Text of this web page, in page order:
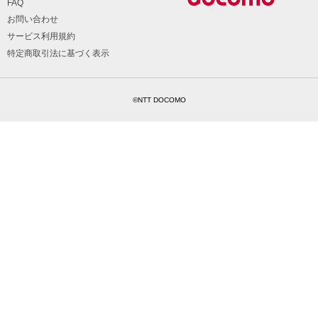
FAQ
お問い合わせ
サービス利用規約
特定商取引法に基づく表示
©NTT DOCOMO